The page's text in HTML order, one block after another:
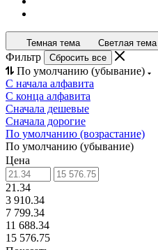
Темная тема Светлая тема
Фильтр Сбросить все
По умолчанию (убывание)
С начала алфавита
С конца алфавита
Сначала дешевые
Сначала дорогие
По умолчанию (возрастание)
По умолчанию (убывание)
Цена
21.34
3 910.34
7 799.34
11 688.34
15 576.75